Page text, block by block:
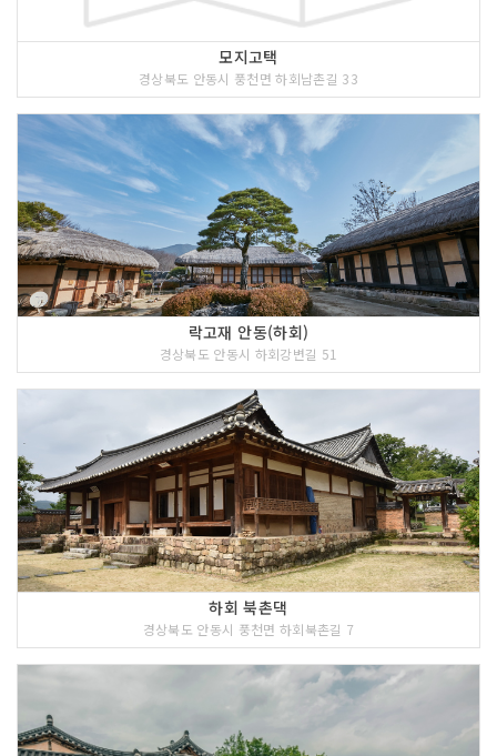
모지고택
경상북도 안동시 풍천면 하회남촌길 33
락고재 안동(하회)
경상북도 안동시 하회강변길 51
하회 북촌댁
경상북도 안동시 풍천면 하회북촌길 7